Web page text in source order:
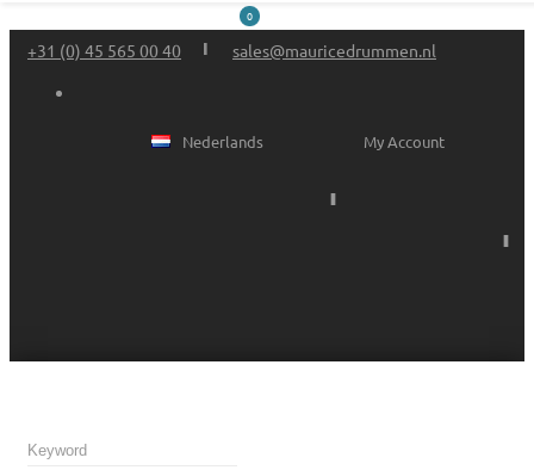
0
+31 (0) 45 565 00 40 sales@mauricedrummen.nl
My Account
Nederlands